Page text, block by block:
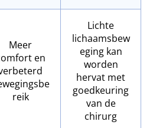
Meer
en
reik
Lichte
lichaamsbew
eging kan
worden
hervat met
goedkeuring
van de
chirurg